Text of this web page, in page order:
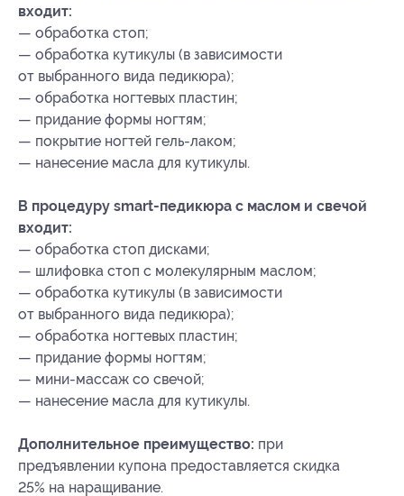
входит:
— обработка стоп;
— обработка кутикулы (в зависимости
от выбранного вида педикюра);
— обработка ногтевых пластин;
— придание формы ногтям;
— покрытие ногтей гель-лаком;
— нанесение масла для кутикулы.
В процедуру smart-педикюра с маслом и свечой
входит:
— обработка стоп дисками;
— шлифовка стоп с молекулярным маслом;
— обработка кутикулы (в зависимости
от выбранного вида педикюра);
— обработка ногтевых пластин;
— придание формы ногтям;
— мини-массаж со свечой;
— нанесение масла для кутикулы.
Дополнительное преимущество: при
предъявлении купона предоставляется скидка
25% на наращивание.